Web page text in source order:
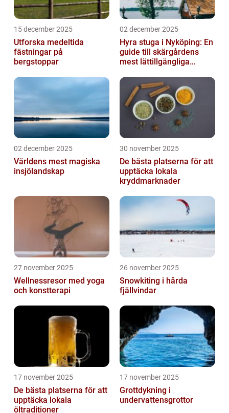
15 december 2025
Utforska medeltida
fästningar på
bergstoppar
02 december 2025
Hyra stuga i Nyköping: En
guide till skärgårdens
mest lättillgängliga
02 december 2025
Världens mest magiska
insjölandskap
30 november 2025
De bästa platserna för att
upptäcka lokala
kryddmarknader
27 november 2025
Wellnessresor med yoga
och konstterapi
26 november 2025
Snowkiting i hårda
fjällvindar
17 november 2025
De bästa platserna för att
upptäcka lokala
öltraditioner
17 november 2025
Grottdykning i
undervattensgrottor